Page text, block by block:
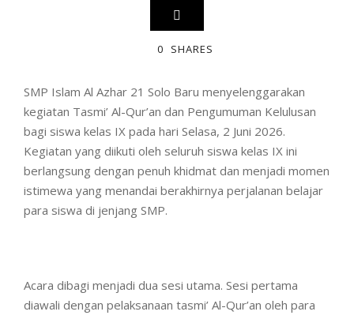
0 SHARES
SMP Islam Al Azhar 21 Solo Baru menyelenggarakan
kegiatan Tasmi’ Al-Qur’an dan Pengumuman Kelulusan
bagi siswa kelas IX pada hari Selasa, 2 Juni 2026.
Kegiatan yang diikuti oleh seluruh siswa kelas IX ini
berlangsung dengan penuh khidmat dan menjadi momen
istimewa yang menandai berakhirnya perjalanan belajar
para siswa di jenjang SMP.
Acara dibagi menjadi dua sesi utama. Sesi pertama
diawali dengan pelaksanaan tasmi’ Al-Qur’an oleh para